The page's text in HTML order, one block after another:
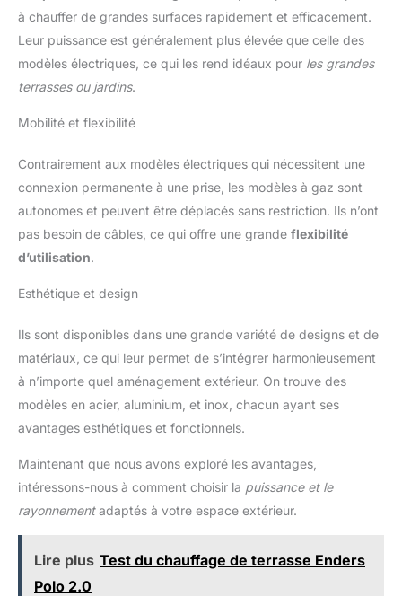
à chauffer de grandes surfaces rapidement et efficacement.
Leur puissance est généralement plus élevée que celle des
modèles électriques, ce qui les rend idéaux pour les grandes
terrasses ou jardins.
Mobilité et flexibilité
Contrairement aux modèles électriques qui nécessitent une
connexion permanente à une prise, les modèles à gaz sont
autonomes et peuvent être déplacés sans restriction. Ils n’ont
pas besoin de câbles, ce qui offre une grande flexibilité
d’utilisation.
Esthétique et design
Ils sont disponibles dans une grande variété de designs et de
matériaux, ce qui leur permet de s’intégrer harmonieusement
à n’importe quel aménagement extérieur. On trouve des
modèles en acier, aluminium, et inox, chacun ayant ses
avantages esthétiques et fonctionnels.
Maintenant que nous avons exploré les avantages,
intéressons-nous à comment choisir la puissance et le
rayonnementadaptés à votre espace extérieur.
Lire plus Test du chauffage de terrasse Enders
Polo 2.0